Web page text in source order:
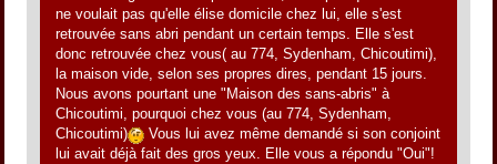
ne voulait pas qu'elle élise domicile chez lui, elle s'est
retrouvée sans abri pendant un certain temps. Elle s'est
donc retrouvée chez vous( au 774, Sydenham, Chicoutimi),
la maison vide, selon ses propres dires, pendant 15 jours.
Nous avons pourtant une "Maison des sans-abris" à
Chicoutimi, pourquoi chez vous (au 774, Sydenham,
Chicoutimi)
Vous lui avez même demandé si son conjoint
lui avait déjà fait des gros yeux. Elle vous a répondu "Oui"!